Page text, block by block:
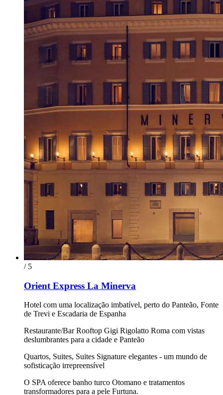
/ 5
Orient Express La Minerva
Hotel com uma localização imbatível, perto do Panteão, Fonte
de Trevi e Escadaria de Espanha
Restaurante/Bar Rooftop Gigi Rigolatto Roma com vistas
deslumbrantes para a cidade e Panteão
Quartos, Suites, Suites Signature elegantes - um mundo de
sofisticação irrepreensível
O SPA oferece banho turco Otomano e tratamentos
transformadores para a pele Furtuna.